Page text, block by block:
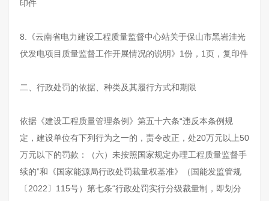
印件
8.《云南省电力建设工程质量监督中心站关于保山市黑岩洼光
伏发电项目质量监督工作开展情况的说明》1份，1页，复印件
二、行政处罚的依据、种类及其履行方式和期限
依据《建设工程质量管理条例》第五十六条“违反本条例规
定，建设单位有下列行为之一的，责令改正，处20万元以上50
万元以下的罚款：（六）未按照国家规定办理工程质量监督手
续的”和《国家能源局行政处罚裁量权基准》（国能发监管规
〔2022〕115号）第七条“行政处罚实行分级裁量制，即划分